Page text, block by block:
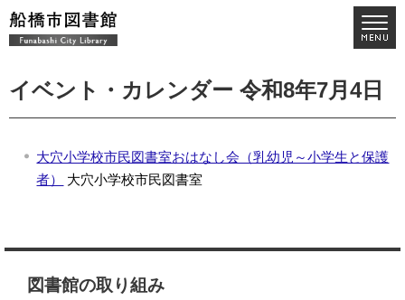
イベント・カレンダー 令和8年7月4日
大穴小学校市民図書室おはなし会（乳幼児～小学生と保護
者）
大穴小学校市民図書室
図書館の取り組み